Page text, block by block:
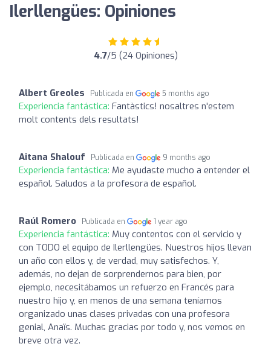
Ilerllengües: Opiniones
4.7/5 (24 Opiniones)
Albert Greoles Publicada en 5 months ago
Experiencia fantástica: Fantàstics! nosaltres n'estem
molt contents dels resultats!
Aitana Shalouf Publicada en 9 months ago
Experiencia fantástica: Me ayudaste mucho a entender el
español. Saludos a la profesora de español.
Raúl Romero Publicada en 1 year ago
Experiencia fantástica: Muy contentos con el servicio y
con TODO el equipo de Ilerllengües. Nuestros hijos llevan
un año con ellos y, de verdad, muy satisfechos. Y,
además, no dejan de sorprendernos para bien, por
ejemplo, necesitábamos un refuerzo en Francés para
nuestro hijo y, en menos de una semana teníamos
organizado unas clases privadas con una profesora
genial, Anaïs. Muchas gracias por todo y, nos vemos en
breve otra vez.